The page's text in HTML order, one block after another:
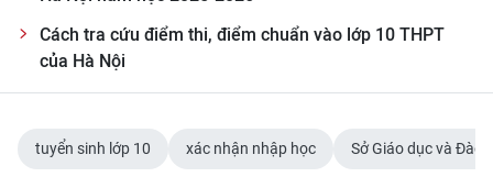
Cách tra cứu điểm thi, điểm chuẩn vào lớp 10 THPT
của Hà Nội
tuyển sinh lớp 10 xác nhận nhập học Sở Giáo dục và Đào